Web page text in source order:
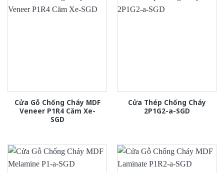
Cửa Gỗ Chống Cháy MDF
Veneer P1R4 Căm Xe-
SGD
Cửa Thép Chống Cháy
2P1G2-a-SGD